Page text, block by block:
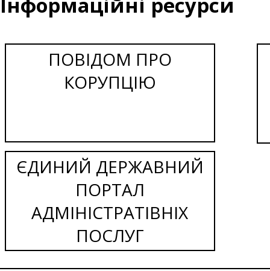
ПОВІДОМ ПРО
КОРУПЦІЮ
ЄДИНИЙ ДЕРЖАВНИЙ
ПОРТАЛ
АДМІНІСТРАТІВНІХ
ПОСЛУГ